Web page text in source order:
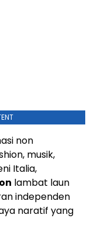
non
musik,
Italia,
lambat laun
independen
naratif yang